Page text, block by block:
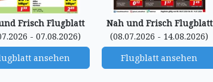
Frisch Flugblatt
- 07.08.2026)
ansehen
Nah und Frisch Flugblatt
(08.07.2026 - 14.08.2026)
Flugblatt ansehen